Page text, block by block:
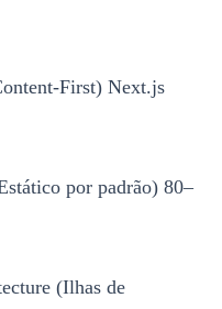
First) Next.js
por padrão) 80–
(Ilhas de